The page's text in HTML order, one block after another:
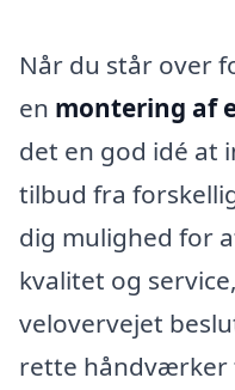
Når du står over
en montering af
det en god idé at
tilbud fra
dig mulighed for
kvalitet og
velovervejet
rette håndværker